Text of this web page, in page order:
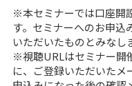
※本セミナーでは口座開
す。セミナーへのお申
いただいたものとみなし
※視聴URLはセミナー開
に、ご登録いただいた